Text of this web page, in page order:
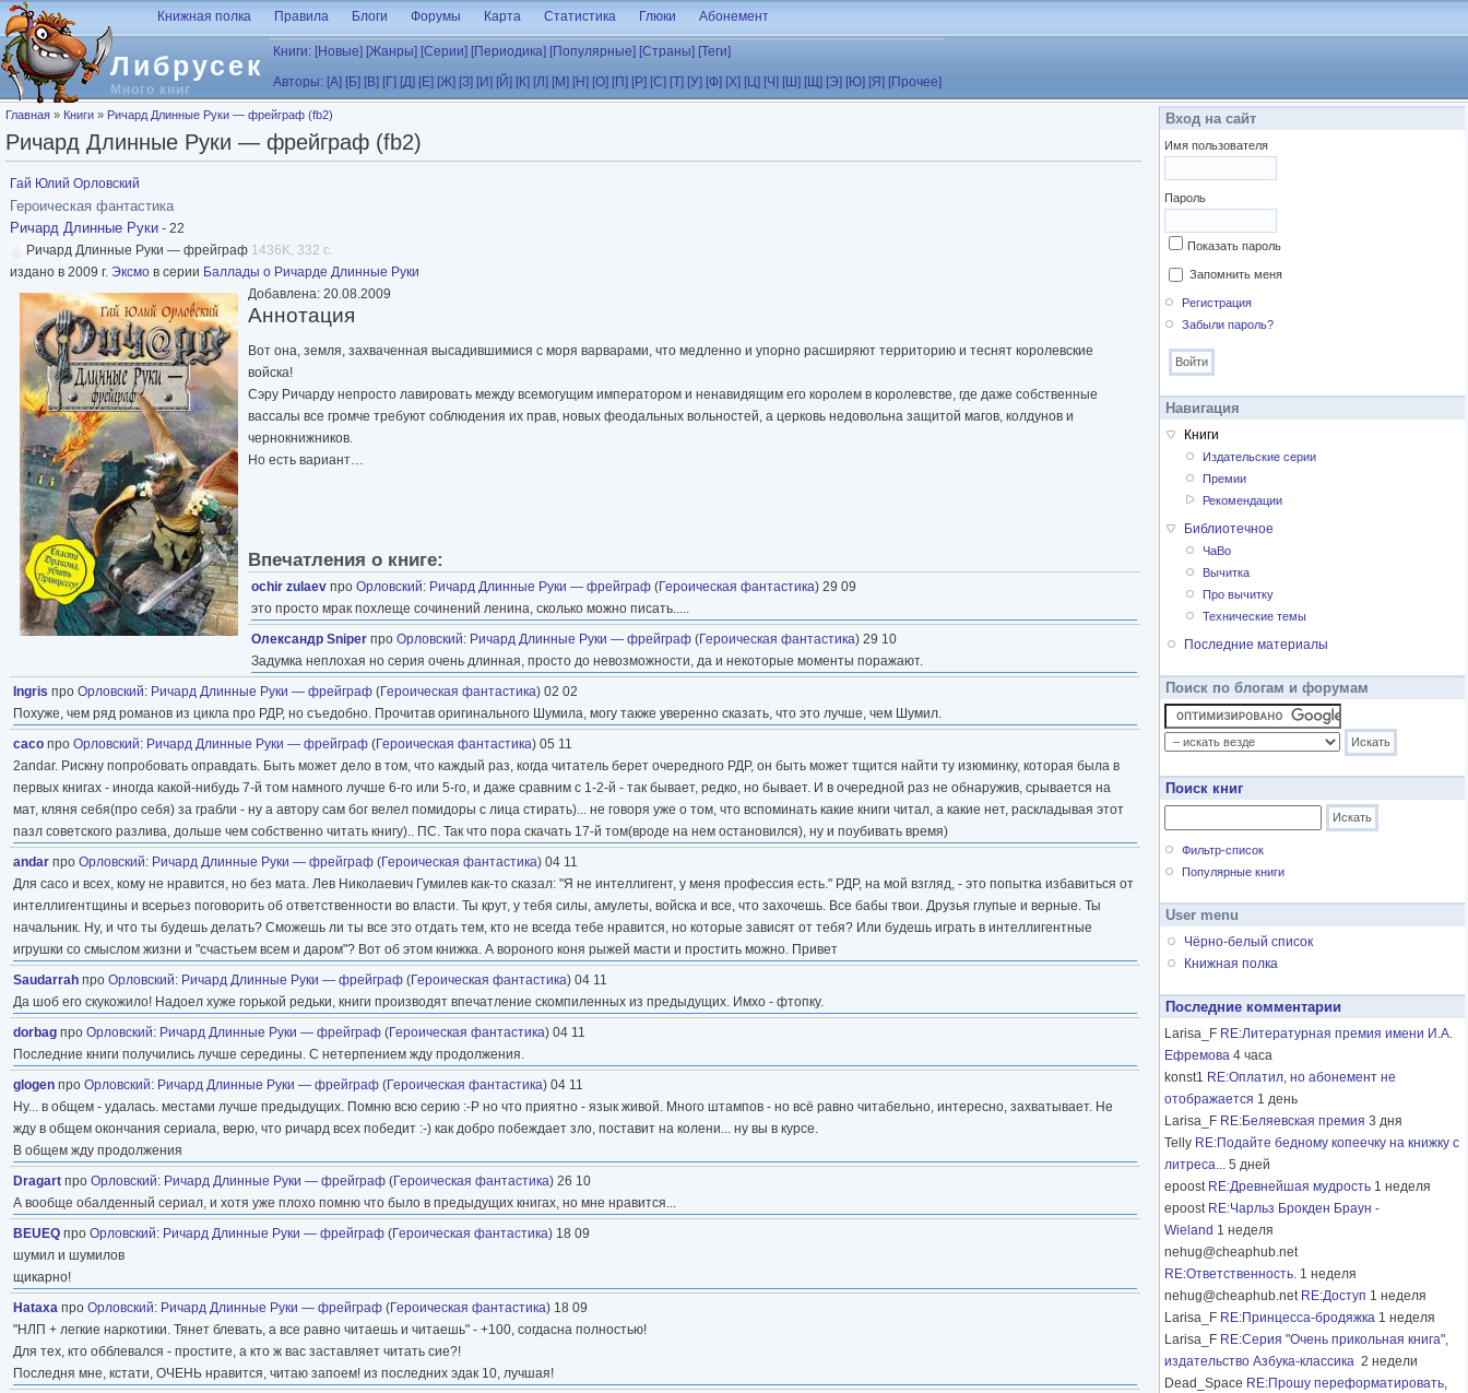
Перейти к основному содержанию
Либрусек
Много книг
Книжная полка Правила Блоги Форумы Карта Статистика Глюки Абонемент
Книги: [Новые] [Жанры] [Серии] [Периодика] [Популярные] [Страны] [Теги]
Авторы: [А] [Б] [В] [Г] [Д] [Е] [Ж] [З] [И] [Й] [К] [Л] [М] [Н] [О] [П] [Р] [С] [Т] [У] [Ф] [Х] [Ц] [Ч] [Ш] [Щ] [Э] [Ю] [Я] [Прочее]
Вы здесь
Главная » Книги » Ричард Длинные Руки — фрейграф (fb2)
Ричард Длинные Руки — фрейграф (fb2)
Гай Юлий Орловский
Героическая фантастика
Ричард Длинные Руки - 22
Ричард Длинные Руки — фрейграф 1436K, 332 с.
издано в 2009 г. Эксмо в серии Баллады о Ричарде Длинные Руки
Добавлена: 20.08.2009
Аннотация
Вот она, земля, захваченная высадившимися с моря варварами, что медленно и упорно расширяют территорию и теснят королевские
войска!
Сэру Ричарду непросто лавировать между всемогущим императором и ненавидящим его королем в королевстве, где даже собственные
вассалы все громче требуют соблюдения их прав, новых феодальных вольностей, а церковь недовольна защитой магов, колдунов и
чернокнижников.
Но есть вариант…
Впечатления о книге:
ochir zulaev про Орловский: Ричард Длинные Руки — фрейграф (Героическая фантастика) 29 09
это просто мрак похлеще сочинений ленина, сколько можно писать.....
Олександр Sniper про Орловский: Ричард Длинные Руки — фрейграф (Героическая фантастика) 29 10
Задумка неплохая но серия очень длинная, просто до невозможности, да и некоторые моменты поражают.
Ingris про Орловский: Ричард Длинные Руки — фрейграф (Героическая фантастика) 02 02
Похуже, чем ряд романов из цикла про РДР, но съедобно. Прочитав оригинального Шумила, могу также уверенно сказать, что это лучше, чем Шумил.
caco про Орловский: Ричард Длинные Руки — фрейграф (Героическая фантастика) 05 11
2andar. Рискну попробовать оправдать. Быть может дело в том, что каждый раз, когда читатель берет очередного РДР, он быть может тщится найти ту изюминку, которая была в
первых книгах - иногда какой-нибудь 7-й том намного лучше 6-го или 5-го, и даже сравним с 1-2-й - так бывает, редко, но бывает. И в очередной раз не обнаружив, срывается на
мат, кляня себя(про себя) за грабли - ну а автору сам бог велел помидоры с лица стирать)... не говоря уже о том, что вспоминать какие книги читал, а какие нет, раскладывая этот
пазл советского разлива, дольше чем собственно читать книгу).. ПС. Так что пора скачать 17-й том(вроде на нем остановился), ну и поубивать время)
andar про Орловский: Ричард Длинные Руки — фрейграф (Героическая фантастика) 04 11
Для сасо и всех, кому не нравится, но без мата. Лев Николаевич Гумилев как-то сказал: "Я не интеллигент, у меня профессия есть." РДР, на мой взгляд, - это попытка избавиться от
интеллигентщины и всерьез поговорить об ответственности во власти. Ты крут, у тебя силы, амулеты, войска и все, что захочешь. Все бабы твои. Друзья глупые и верные. Ты
начальник. Ну, и что ты будешь делать? Сможешь ли ты все это отдать тем, кто не всегда тебе нравится, но которые зависят от тебя? Или будешь играть в интеллигентные
игрушки со смыслом жизни и "счастьем всем и даром"? Вот об этом книжка. А вороного коня рыжей масти и простить можно. Привет
Saudarrah про Орловский: Ричард Длинные Руки — фрейграф (Героическая фантастика) 04 11
Да шоб его скукожило! Надоел хуже горькой редьки, книги производят впечатление скомпиленных из предыдущих. Имхо - фтопку.
dorbag про Орловский: Ричард Длинные Руки — фрейграф (Героическая фантастика) 04 11
Последние книги получились лучше середины. С нетерпением жду продолжения.
glogen про Орловский: Ричард Длинные Руки — фрейграф (Героическая фантастика) 04 11
Ну... в общем - удалась. местами лучше предыдущих. Помню всю серию :-P но что приятно - язык живой. Много штампов - но всё равно читабельно, интересно, захватывает. Не
жду в общем окончания сериала, верю, что ричард всех победит :-) как добро побеждает зло, поставит на колени... ну вы в курсе.
В общем жду продолжения
Dragart про Орловский: Ричард Длинные Руки — фрейграф (Героическая фантастика) 26 10
А вообще обалденный сериал, и хотя уже плохо помню что было в предыдущих книгах, но мне нравится...
BEUEQ про Орловский: Ричард Длинные Руки — фрейграф (Героическая фантастика) 18 09
шумил и шумилов
щикарно!
Hataxa про Орловский: Ричард Длинные Руки — фрейграф (Героическая фантастика) 18 09
"НЛП + легкие наркотики. Тянет блевать, а все равно читаешь и читаешь" - +100, согдасна полностью!
Для тех, кто обблевался - простите, а кто ж вас заставляет читать сие?!
Последня мне, кстати, ОЧЕНЬ нравится, читаю запоем! из последних эдак 10, лучшая!
Вход на сайт
Имя пользователя
Пароль
Показать пароль
Запомнить меня
Регистрация
Забыли пароль?
Навигация
Книги
Издательские серии
Премии
Рекомендации
Библиотечное
ЧаВо
Вычитка
Про вычитку
Технические темы
Последние материалы
Поиск по блогам и форумам
Поиск книг
Фильтр-список
Популярные книги
User menu
Чёрно-белый список
Книжная полка
Последние комментарии
Larisa_F RE:Литературная премия имени И.А.
Ефремова 4 часа
konst1 RE:Оплатил, но абонемент не
отображается 1 день
Larisa_F RE:Беляевская премия 3 дня
Telly RE:Подайте бедному копеечку на книжку с
литреса... 5 дней
epoost RE:Древнейшая мудрость 1 неделя
epoost RE:Чарльз Брокден Браун -
Wieland 1 неделя
nehug@cheaphub.net
RE:Ответственность. 1 неделя
nehug@cheaphub.net RE:Доступ 1 неделя
Larisa_F RE:Принцесса-бродяжка 1 неделя
Larisa_F RE:Серия "Очень прикольная книга",
издательство Азбука-классика 2 недели
Dead_Space RE:Прошу переформатировать,